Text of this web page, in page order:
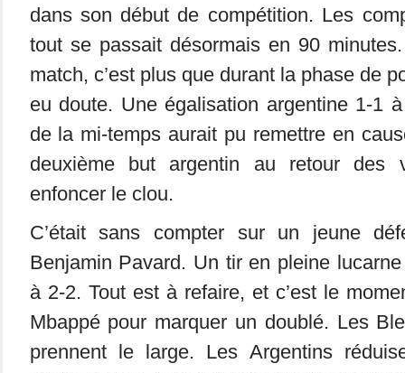
dans son début de compétition. Les
tout se passait désormais en 90
match, c’est plus que durant la phase de
eu doute. Une égalisation argentine 1-1
de la mi-temps aurait pu remettre en
deuxième but argentin au retour des
enfoncer le clou.
C’était sans compter sur un jeune
Benjamin Pavard. Un tir en pleine
à 2-2. Tout est à refaire, et c’est le
Mbappé pour marquer un doublé. Les
prennent le large. Les Argentins